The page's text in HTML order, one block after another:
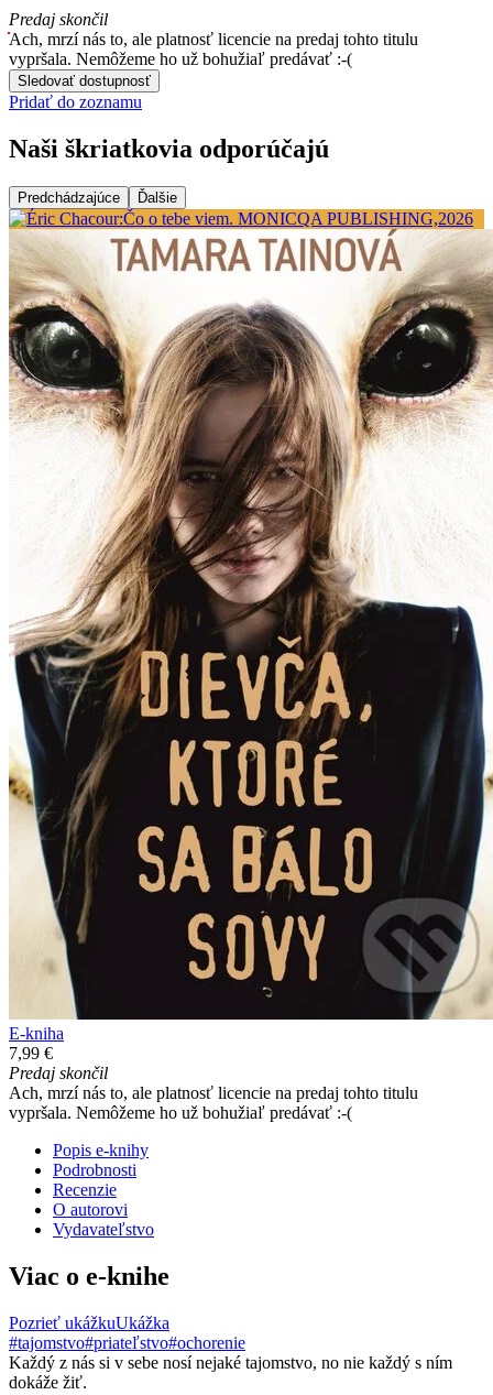
Predaj skončil
Ach, mrzí nás to, ale platnosť licencie na predaj tohto titulu
vypršala. Nemôžeme ho už bohužiaľ predávať :-(
Sledovať dostupnosť
Pridať do zoznamu
Naši škriatkovia odporúčajú
Predchádzajúce Ďalšie
E-kniha
7,99 €
Predaj skončil
Ach, mrzí nás to, ale platnosť licencie na predaj tohto titulu
vypršala. Nemôžeme ho už bohužiaľ predávať :-(
Popis e-knihy
Podrobnosti
Recenzie
O autorovi
Vydavateľstvo
Viac o e-knihe
Pozrieť ukážkuUkážka
#tajomstvo#priateľstvo#ochorenie
Každý z nás si v sebe nosí nejaké tajomstvo, no nie každý s ním
dokáže žiť.